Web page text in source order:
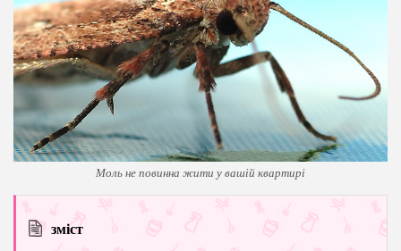
Моль не повинна жити у вашій квартирі
зміст